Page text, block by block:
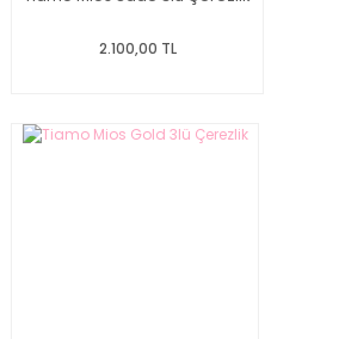
2.100,00 TL